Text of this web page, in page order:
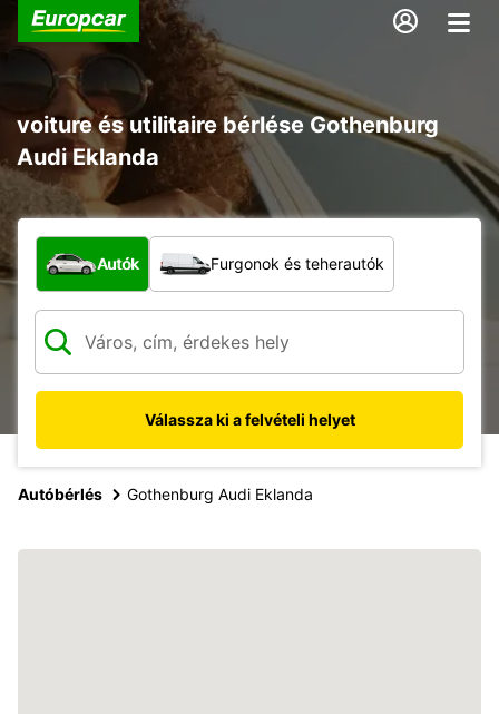
voiture és utilitaire bérlése Gothenburg
Audi Eklanda
Milyen típusú jármű?
Autók Furgonok és teherautók
Válassza ki a felvételi helyet
Autóbérlés Gothenburg Audi Eklanda